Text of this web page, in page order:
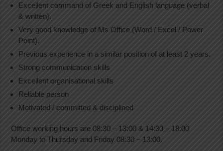
Excellent command of Greek and English language (verbal
& written).
Very good knowledge of Ms Office (Word / Excel / Power
Point).
Previous experience in a similar position of at least 2 years.
Strong communication skills
Excellent organisational skills
Reliable person
Motivated / committed & disciplined
Office working hours are 08:30 – 13:00 & 14:30 – 18:00
Monday to Thursday and Friday 08:30 – 13:00.